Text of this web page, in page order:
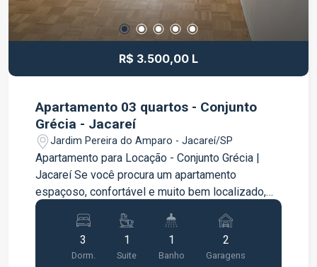
R$ 3.500,00 L
Apartamento 03 quartos - Conjunto
Grécia - Jacareí
Jardim Pereira do Amparo - Jacareí/SP
Apartamento para Locação - Conjunto Grécia |
Jacareí Se você procura um apartamento
espaçoso, confortável e muito bem localizado,
esta é a oportunidade ideal! Com 119 m² de área
privativa, este imóvel oferece ambientes amplos,
excelente distribuição dos cômodos e toda a
praticidade que sua família merece.
3
Dorm.
1
Suite
1
Banho
2
Garagens